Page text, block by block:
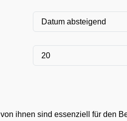
ihnen sind essenziell für den